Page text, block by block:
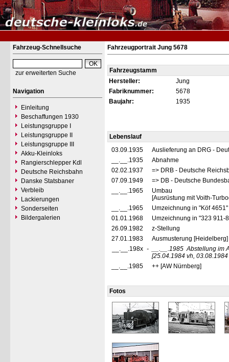
Fahrzeug-Schnellsuche
zur erweiterten Suche
Navigation
Einleitung
Beschaffungen 1930
Leistungsgruppe I
Leistungsgruppe II
Leistungsgruppe III
Akku-Kleinloks
Rangierschlepper Kdl
Deutsche Reichsbahn
Danske Statsbaner
Verbleib
Lackierungen
Sonderseiten
Bildergalerien
Fahrzeugportrait Jung 5678
Fahrzeugstamm
Hersteller:
Jung
Fabriknummer:
5678
Baujahr:
1935
Lebenslauf
03.09.1935
Auslieferung an DRG -
__.__.1935
Abnahme
02.02.1937
=> DRB - Deutsche
07.09.1949
=> DB - Deutsche
__.__.1965
Umbau
[Ausrüstung mit Voith-
__.__.1965
Umzeichnung in "Köf 4651"
01.01.1968
Umzeichnung in "323 911-
26.09.1982
z-Stellung
27.01.1983
Ausmusterung [Heidelberg]
__.__.198x - __.__.1985 Abstellung im
[25.04.1984 vh, 03.08.1984
__.__.1985
++ [AW Nürnberg]
Fotos